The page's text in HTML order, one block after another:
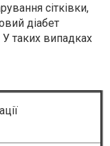
сітківки,
діабет
таких випадках